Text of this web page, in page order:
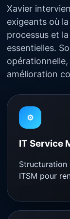
Xavier
exigeants où
processus et
essentielles.
amélioration
⚙️
IT Service
Structuration
ITSM pour